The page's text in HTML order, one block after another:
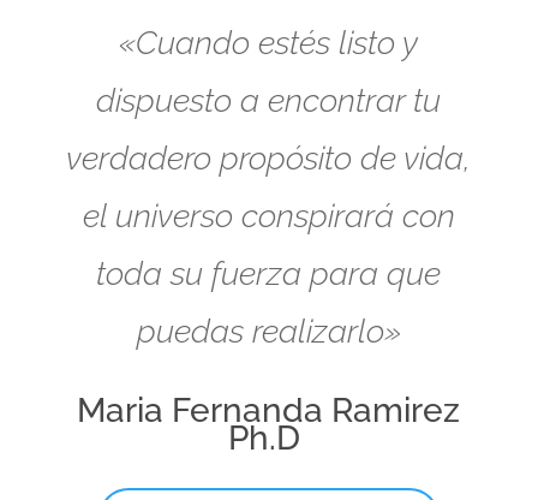
«Cuando estés listo y
dispuesto a encontrar tu
verdadero propósito de vida,
el universo conspirará con
toda su fuerza para que
puedas realizarlo»
Maria Fernanda Ramirez
Ph.D